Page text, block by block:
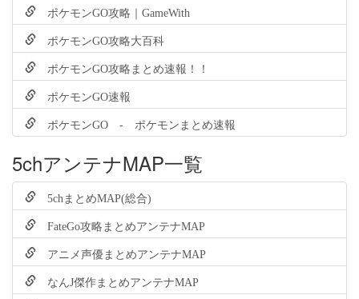
ポケモンGO攻略｜GameWith
ポケモンGO攻略大百科
ポケモンGO攻略まとめ速報！！
ポケモンGO速報
ポケモンGO - ポケモンまとめ速報
5chアンテナMAP一覧
5chまとめMAP(総合)
FateGo攻略まとめアンテナMAP
アニメ声優まとめアンテナMAP
なんJ傑作まとめアンテナMAP